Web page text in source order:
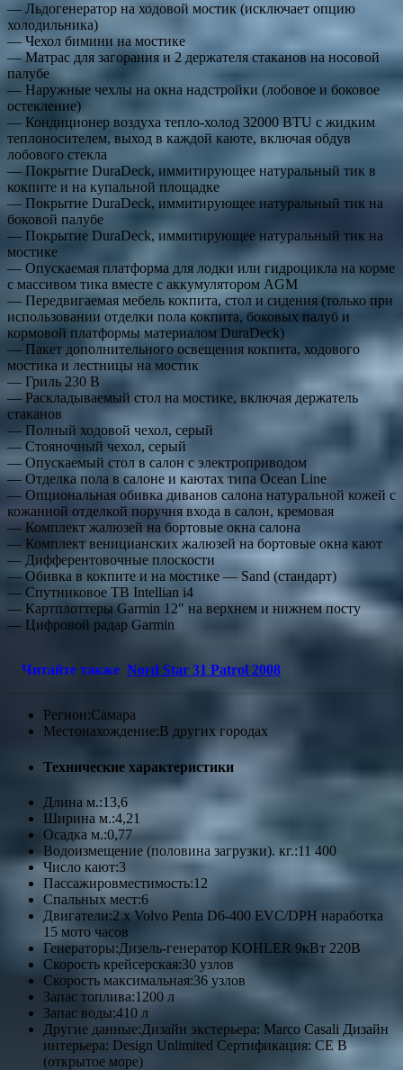
— Льдогенератор на ходовой мостик (исключает опцию
холодильника)
— Чехол бимини на мостике
— Матрас для загорания и 2 держателя стаканов на носовой
палубе
— Наружные чехлы на окна надстройки (лобовое и боковое
остекление)
— Кондиционер воздуха тепло-холод 32000 BTU с жидким
теплоносителем, выход в каждой каюте, включая обдув
лобового стекла
— Покрытие DuraDeck, иммитирующее натуральный тик в
кокпите и на купальной площадке
— Покрытие DuraDeck, иммитирующее натуральный тик на
боковой палубе
— Покрытие DuraDeck, иммитирующее натуральный тик на
мостике
— Опускаемая платформа для лодки или гидроцикла на корме
с массивом тика вместе с аккумулятором AGM
— Передвигаемая мебель кокпита, стол и сидения (только при
использовании отделки пола кокпита, боковых палуб и
кормовой платформы материалом DuraDeck)
— Пакет дополнительного освещения кокпита, ходового
мостика и лестницы на мостик
— Гриль 230 В
— Раскладываемый стол на мостике, включая держатель
стаканов
— Полный ходовой чехол, серый
— Стояночный чехол, серый
— Опускаемый стол в салон с электроприводом
— Отделка пола в салоне и каютах типа Ocean Line
— Опциональная обивка диванов салона натуральной кожей с
кожанной отделкой поручня входа в салон, кремовая
— Комплект жалюзей на бортовые окна салона
— Комплект веницианских жалюзей на бортовые окна кают
— Дифферентовочные плоскости
— Обивка в кокпите и на мостике — Sand (стандарт)
— Спутниковое ТВ Intellian i4
— Картплоттеры Garmin 12″ на верхнем и нижнем посту
— Цифровой радар Garmin
Читайте также Nord Star 31 Patrol 2008
Регион:Самара
Местонахождение:В других городах
Технические характеристики
Длина м.:13,6
Ширина м.:4,21
Осадка м.:0,77
Водоизмещение (половина загрузки). кг.:11 400
Число кают:3
Пассажировместимость:12
Спальных мест:6
Двигатели:2 x Volvo Penta D6-400 EVC/DPH наработка
15 мото часов
Генераторы:Дизель-генератор KOHLER 9кВт 220В
Скорость крейсерская:30 узлов
Скорость максимальная:36 узлов
Запас топлива:1200 л
Запас воды:410 л
Другие данные:Дизайн экстерьера: Marco Casali Дизайн
интерьера: Design Unlimited Сертификация: CE B
(открытое море)